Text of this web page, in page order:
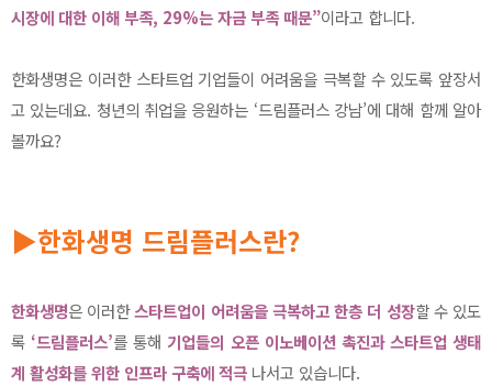
시장에 대한 이해 부족, 29%는 자금 부족 때문”이라고 합니다.
한화생명은 이러한 스타트업 기업들이 어려움을 극복할 수 있도록 앞장서
고 있는데요. 청년의 취업을 응원하는 ‘드림플러스 강남’에 대해 함께 알아
볼까요?
▶한화생명 드림플러스란?
한화생명은 이러한스타트업이 어려움을 극복하고 한층 더 성장할 수 있도
록 ‘드림플러스’를 통해 기업들의 오픈 이노베이션 촉진과 스타트업 생태
계 활성화를 위한 인프라 구축에 적극 나서고 있습니다.